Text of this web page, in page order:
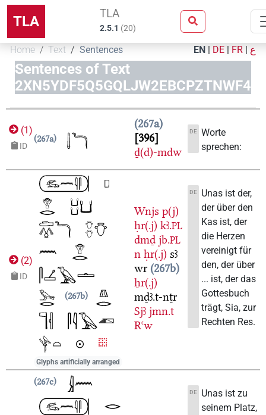
TLA TLA
2.5.1 (20)
Home Text Sentences EN | DE | FR | ع
Sentences of Text
2XN5YDF5Q5GQLJW2EBCPZTNWF4
(1)
ID
267a
267a
396
ḏ(d)-mdw
DE
Worte
sprechen:
(2)
ID
267b
Glyphs artificially arranged
Wnjs p(j)
ḥr(.j) kꜣ.PL
dmḏ jb.PL
n ḥr(.j) sꜣ
wr 267b
ẖr(.j)
mḏꜣ.t-nṯr
Sjꜣ jmn.t
Rꜥw
DE
Unas ist der,
der über den
Kas ist, der
die Herzen
vereinigt für
den, der über
... ist, der das
Gottesbuch
trägt, Sia, zur
Rechten Res.
267c
DE
Unas ist zu
seinem Platz,